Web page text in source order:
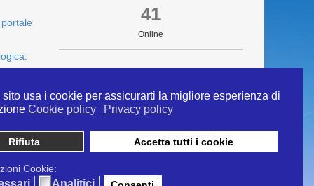
sito usa i cookie per assicurarti la migliore esperienza di
Cookie policy Privacy policy
Rifiuta Accetta tutti i cookie
Cookie:
41
Online
info@ipertermiaitalia.it tel. 331/9584817 . Il
clinici" - Delibera n. 129/2007